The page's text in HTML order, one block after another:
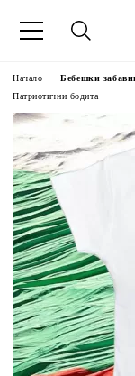
Начало Бебешки
Патриотични бодита